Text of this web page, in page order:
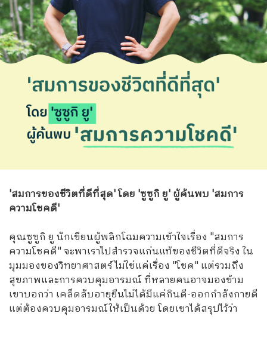
'สมการของชีวิตที่ดีที่สุด' โดย 'ซูซูกิ ยู' ผู้ค้นพบ 'สมการ
ความโชคดี'
คุณซูซูกิ ยู นักเขียนผู้พลิกโฉมความเข้าใจเรื่อง "สมการ
ความโชคดี" จะพาเราไปสำรวจแก่นแท้ของชีวิตที่ดีจริง ใน
มุมมองของวิทยาศาสตร์ ไม่ใช่แค่เรื่อง "โชค" แต่รวมถึง
สุขภาพและการควบคุมอารมณ์ ที่หลายคนอาจมองข้าม
เขาบอกว่า เคล็ดลับอายุยืนไม่ได้มีแค่กินดี-ออกกำลังกายดี
แต่ต้องควบคุมอารมณ์ให้เป็นด้วย โดยเขาได้สรุปไว้ว่า